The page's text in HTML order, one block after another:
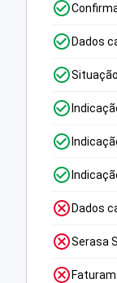
Dados
Dados
Serasa